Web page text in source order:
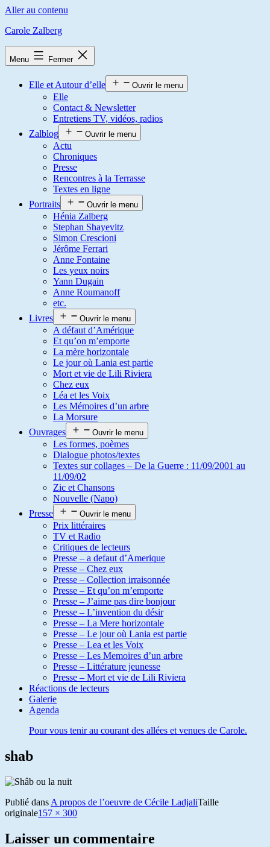
Aller au contenu
Carole Zalberg
Menu Fermer
Elle et Autour d’elle Ouvrir le menu
Elle
Contact & Newsletter
Entretiens TV, vidéos, radios
Zalblog
Ouvrir le menu
Actu
Chroniques
Presse
Rencontres à la Terrasse
Textes en ligne
Portraits
Ouvrir le menu
Hénia Zalberg
Stephan Shayevitz
Simon Crescioni
Jérôme Ferrari
Anne Fontaine
Les yeux noirs
Yann Dugain
Anne Roumanoff
etc.
Livres
Ouvrir le menu
A défaut d’Amérique
Et qu’on m’emporte
La mère horizontale
Le jour où Lania est partie
Mort et vie de Lili Riviera
Chez eux
Léa et les Voix
Les Mémoires d’un arbre
La Morsure
Ouvrages
Ouvrir le menu
Les formes, poèmes
Dialogue photos/textes
Textes sur collages – De la Guerre : 11/09/2001 au
11/09/02
Zic et Chansons
Nouvelle (Napo)
Presse
Ouvrir le menu
Prix littéraires
TV et Radio
Critiques de lecteurs
Presse – a defaut d’Amerique
Presse – Chez eux
Presse – Collection irraisonnée
Presse – Et qu’on m’emporte
Presse – J’aime pas dire bonjour
Presse – L’invention du désir
Presse – La Mere horizontale
Presse – Le jour où Lania est partie
Presse – Lea et les Voix
Presse – Les Memoires d’un arbre
Presse – Littérature jeunesse
Presse – Mort et vie de Lili Riviera
Réactions de lecteurs
Galerie
Agenda
Pour vous tenir au courant des allées et venues de Carole.
shab
Publié dans A propos de l’oeuvre de Cécile LadjaliTaille
originale157 × 300
Laisser un commentaire